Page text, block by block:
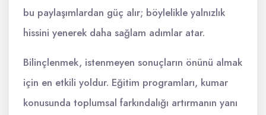
bu paylaşımlardan güç alır; böylelikle yalnızlık
hissini yenerek daha sağlam adımlar atar.
Bilinçlenmek, istenmeyen sonuçların önünü almak
için en etkili yoldur. Eğitim programları, kumar
konusunda toplumsal farkındalığı artırmanın yanı